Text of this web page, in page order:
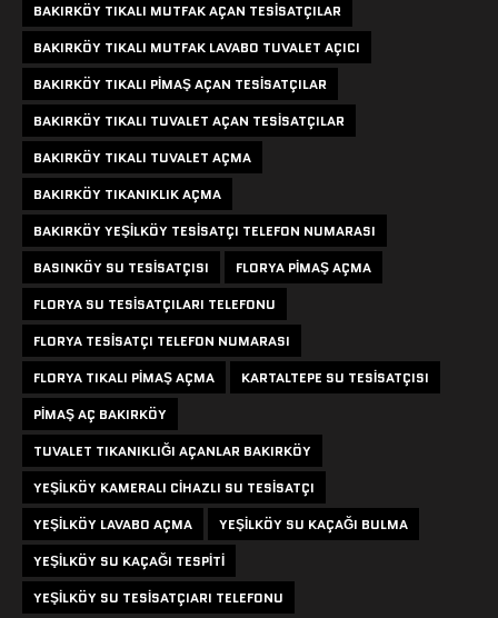
BAKIRKÖY TIKALI MUTFAK AÇAN TESISATÇILAR
BAKIRKÖY TIKALI MUTFAK LAVABO TUVALET AÇICI
BAKIRKÖY TIKALI PIMAŞ AÇAN TESISATÇILAR
BAKIRKÖY TIKALI TUVALET AÇAN TESISATÇILAR
BAKIRKÖY TIKALI TUVALET AÇMA
BAKIRKÖY TIKANIKLIK AÇMA
BAKIRKÖY YEŞILKÖY TESISATÇI TELEFON NUMARASI
BASINKÖY SU TESISATÇISI
FLORYA PIMAŞ AÇMA
FLORYA SU TESISATÇILARI TELEFONU
FLORYA TESISATÇI TELEFON NUMARASI
FLORYA TIKALI PIMAŞ AÇMA
KARTALTEPE SU TESISATÇISI
PIMAŞ AÇ BAKIRKÖY
TUVALET TIKANIKLIĞI AÇANLAR BAKIRKÖY
YEŞILKÖY KAMERALI CIHAZLI SU TESISATÇI
YEŞILKÖY LAVABO AÇMA
YEŞILKÖY SU KAÇAĞI BULMA
YEŞILKÖY SU KAÇAĞI TESPITI
YEŞILKÖY SU TESISATÇIARI TELEFONU